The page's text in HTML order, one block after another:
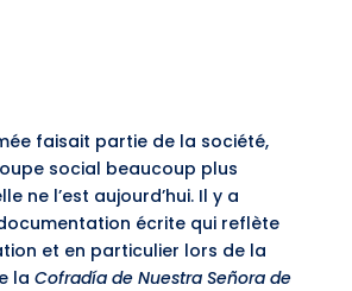
faisait partie de la société,
social beaucoup plus
ne l’est aujourd’hui. Il y a
écrite qui reflète
et en particulier lors de la
la Cofradía de Nuestra Señora de